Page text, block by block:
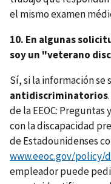
el mismo examen
10. En algunas
soy un "veterano
Sí, si la información se
antidiscriminatorios.
de la EEOC:
con la discapacidad
de Estadounidenses
www.eeoc.gov/policy/
empleador puede